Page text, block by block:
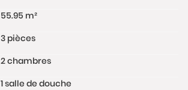
55.95 m²
3 pièces
2 chambres
1 salle de douche